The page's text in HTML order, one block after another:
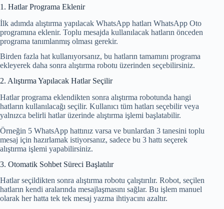
1. Hatlar Programa Eklenir
İlk adımda alıştırma yapılacak WhatsApp hatları WhatsApp Oto
programına eklenir. Toplu mesajda kullanılacak hatların önceden
programa tanımlanmış olması gerekir.
Birden fazla hat kullanıyorsanız, bu hatların tamamını programa
ekleyerek daha sonra alıştırma robotu üzerinden seçebilirsiniz.
2. Alıştırma Yapılacak Hatlar Seçilir
Hatlar programa eklendikten sonra alıştırma robotunda hangi
hatların kullanılacağı seçilir. Kullanıcı tüm hatları seçebilir veya
yalnızca belirli hatlar üzerinde alıştırma işlemi başlatabilir.
Örneğin 5 WhatsApp hattınız varsa ve bunlardan 3 tanesini toplu
mesaj için hazırlamak istiyorsanız, sadece bu 3 hattı seçerek
alıştırma işlemi yapabilirsiniz.
3. Otomatik Sohbet Süreci Başlatılır
Hatlar seçildikten sonra alıştırma robotu çalıştırılır. Robot, seçilen
hatların kendi aralarında mesajlaşmasını sağlar. Bu işlem manuel
olarak her hatta tek tek mesaj yazma ihtiyacını azaltır.